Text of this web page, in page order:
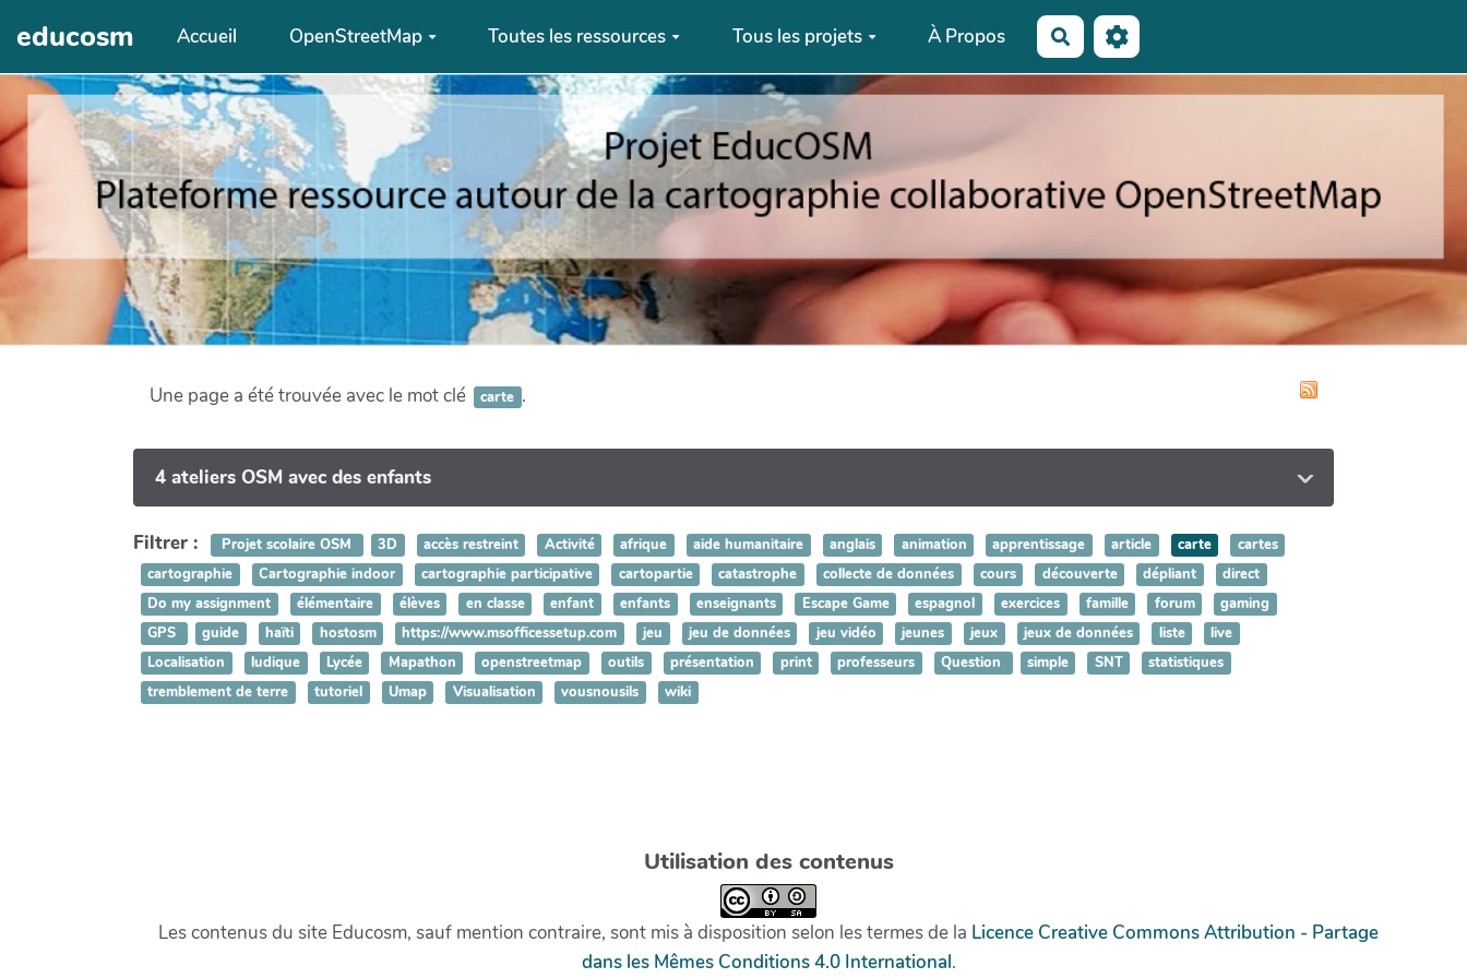
Aller au contenu principal
educosm Accueil OpenStreetMap Toutes les ressources Tous les projets À Propos Rechercher
Une page a été trouvée avec le mot clé carte .
4 ateliers OSM avec des enfants
Filtrer : Projet scolaire OSM 3D accès restreint Activité afrique aide humanitaire anglais animation apprentissage article carte
cartes
cartographie
Cartographie indoor cartographie participative cartopartie catastrophe collecte de données cours découverte dépliant
direct
Do my assignment
élémentaire élèves en classe enfant enfants enseignants Escape Game espagnol exercices famille forum
gaming
GPS
guide haïti hostosm https://www.msofficessetup.com jeu jeu de données jeu vidéo jeunes jeux jeux de données liste
live
Localisation
ludique Lycée Mapathon openstreetmap outils présentation print professeurs Question simple SNT
statistiques
tremblement de terre
tutoriel Umap Visualisation vousnousils wiki
Utilisation des contenus
Les contenus du site Educosm, sauf mention contraire, sont mis à disposition selon les termes de la Licence Creative Commons Attribution - Partage
dans les Mêmes Conditions 4.0 International.